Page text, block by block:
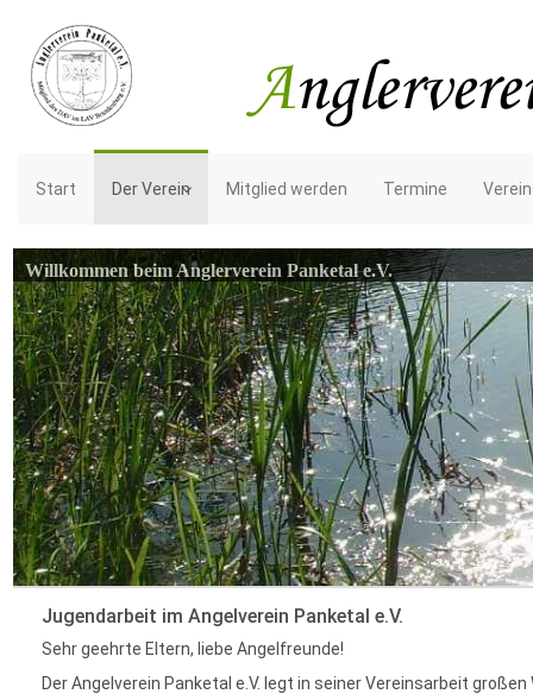
Start Der Verein Mitglied werden Termine
Willkommen beim Anglerverein Panketal e.V.
Jugendarbeit im Angelverein Panketal e.V.
Sehr geehrte Eltern, liebe Angelfreunde!
Der Angelverein Panketal e.V. legt in seiner Vereinsarbeit